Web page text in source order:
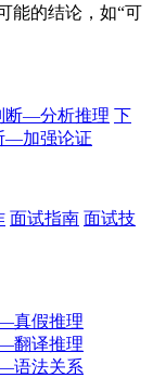
能的结论，如“可
断—分析推理 下
—加强论证
面试指南 面试技
真假推理
翻译推理
语法关系